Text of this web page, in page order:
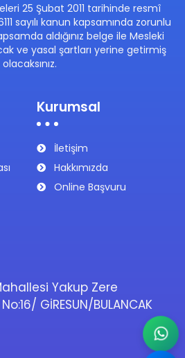
25 Şubat 2011 tarihinde resmî
sayılı kanun kapsamında zorunlu
aldığınız belge ile Mesleki
ve yasal şartları yerine getirmiş
olacaksınız.
Kurumsal
İletişim
Hakkımızda
Online Başvuru
Yakup Zere
GİRESUN/BULANCAK